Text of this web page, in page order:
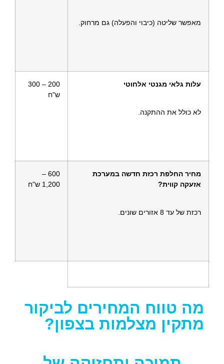
מאפשר שליטה (כיבוי והפעלה) גם מרחוק.
עלות גלאי מגנטי אלחוטי
לא כולל את ההתקנה.
200 – 300
ש"ח
מחיר החלפת רכזת חדשה במערכת
אזעקה קווית?
רכזת של עד 8 אזורים שונים.
600 –
1,200 ש"ח
מה טווח המחירים לביקור
מתקין מצלמות בצפון?